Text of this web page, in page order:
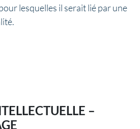
lesquelles il serait lié par une
–